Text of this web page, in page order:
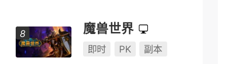
魔兽世界
即时 PK 副本